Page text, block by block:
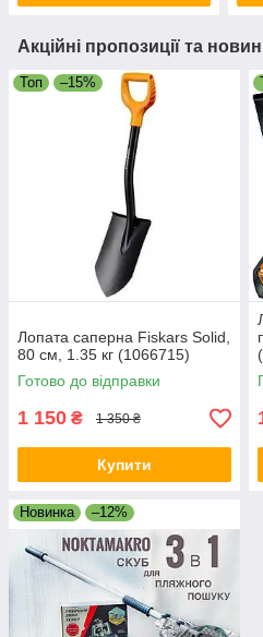
Акційні пропозиції та
Топ –15%
Лопата саперна Fiskars Solid,
80 см, 1.35 кг (1066715)
Готово до відправки
1 150 ₴ 1 350 ₴
Купити
Новинка –12%